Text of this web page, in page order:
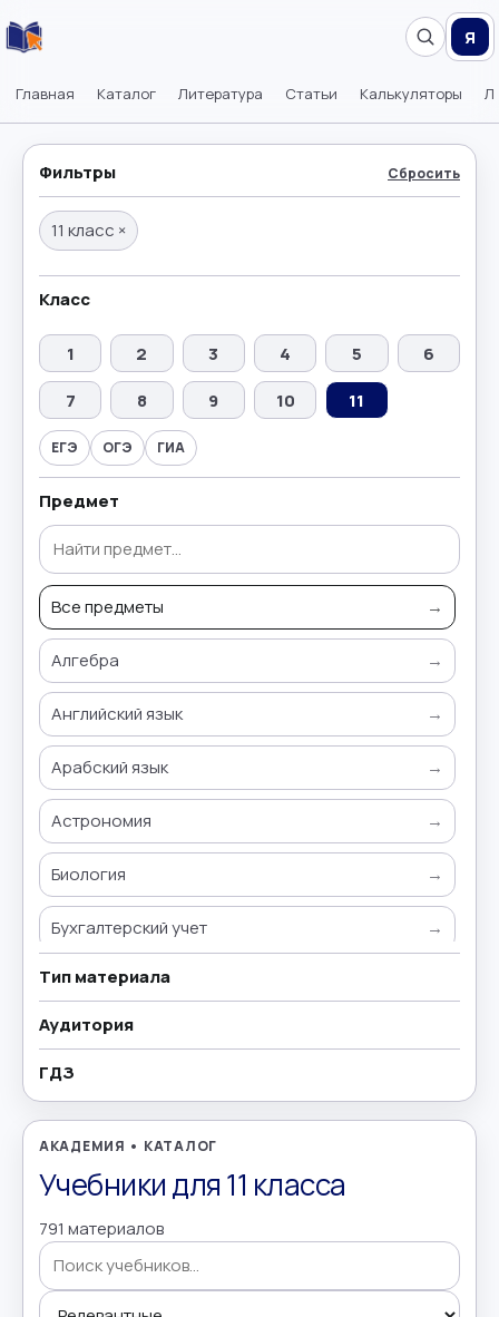
Главная Каталог Литература Статьи Калькуляторы
Я
Фильтры Сбросить
11 класс ×
Класс
1 2 3 4 5
6
7
8 9 10 11
ЕГЭ ОГЭ ГИА
Предмет
Все предметы →
Алгебра →
Английский язык →
Арабский язык →
Астрономия →
Биология →
Бухгалтерский учет →
Всемирная история
География
Геометрия
Греческий язык
Дополнительно
Естествознание →
Тип материала
Аудитория
ГДЗ
АКАДЕМИЯ • КАТАЛОГ
Учебники для 11 класса
791 материалов